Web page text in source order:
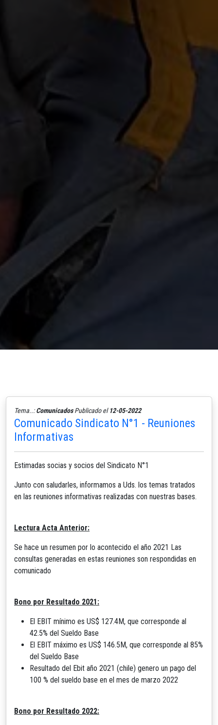
Tema..:ComunicadosPublicado el 12-05-2022
Comunicado Sindicato N°1 - Reuniones
Informativas
Estimadas socias y socios del Sindicato N°1
Junto con saludarles, informamos a Uds. los temas tratados
en las reuniones informativas realizadas con nuestras bases.
Lectura Acta Anterior:
Se hace un resumen por lo acontecido el año 2021 Las
consultas generadas en estas reuniones son respondidas en
comunicado
Bono por Resultado 2021:
El EBIT mínimo es US$ 127.4M, que corresponde al
42.5% del Sueldo Base
El EBIT máximo es US$ 146.5M, que corresponde al 85%
del Sueldo Base
Resultado del Ebit año 2021 (chile) genero un pago del
100 % del sueldo base en el mes de marzo 2022
Bono por Resultado 2022: